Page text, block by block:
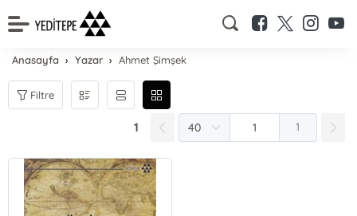
Anasayfa Yazar Ahmet Şimşek
Filtre
1 1